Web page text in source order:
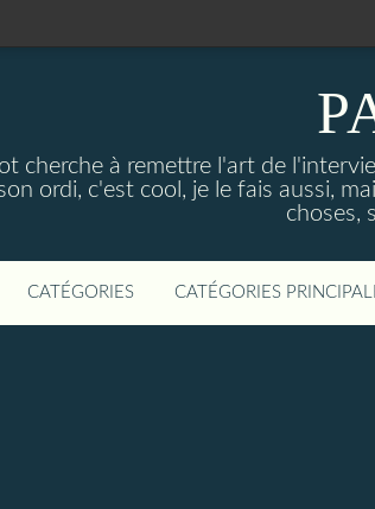
cherche à remettre l'art de
ordi, c'est cool, je le fais aussi,
choses,
CATÉGORIES CATÉGORIES